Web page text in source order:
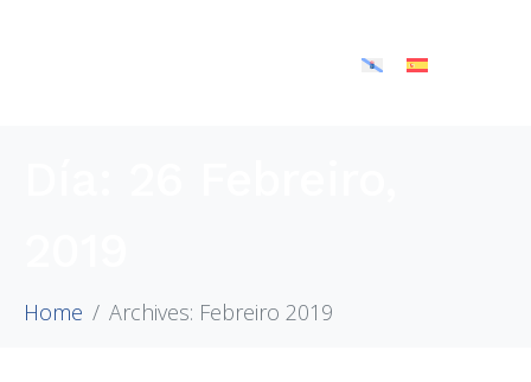
Home Archives: Febreiro 2019